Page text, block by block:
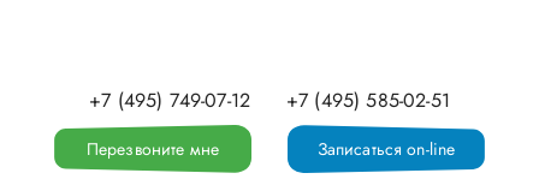
+7 (495) 749-07-12 +7 (495) 585-02-51
Перезвоните мне Записаться on-line